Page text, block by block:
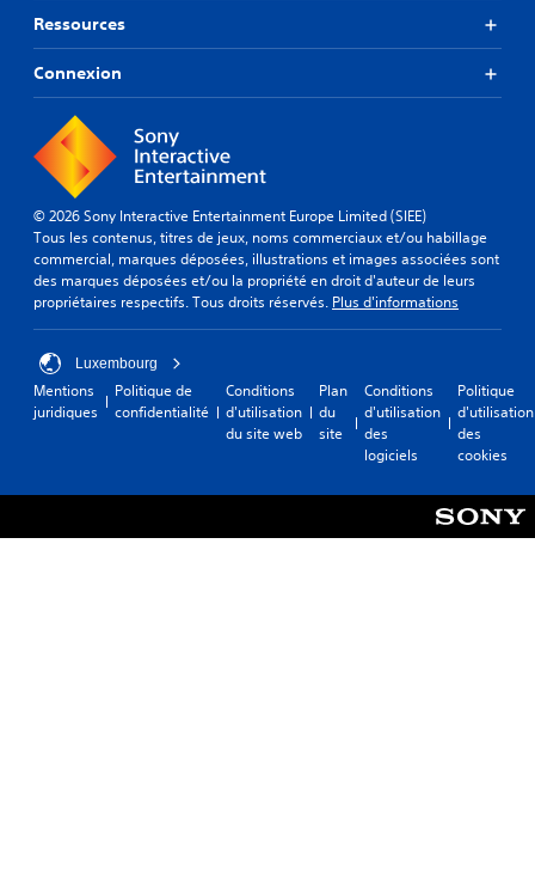
Ressources
Connexion
© 2026 Sony Interactive Entertainment Europe Limited (SIEE)
Tous les contenus, titres de jeux, noms commerciaux et/ou habillage
commercial, marques déposées, illustrations et images associées sont
des marques déposées et/ou la propriété en droit d'auteur de leurs
propriétaires respectifs. Tous droits réservés. Plus d'informations
Luxembourg
Mentions
juridiques
Politique de
confidentialité
Conditions
d'utilisation
du site web
Plan
du
site
Conditions
d'utilisation
des
logiciels
Politique
d'utilisation
des
cookies